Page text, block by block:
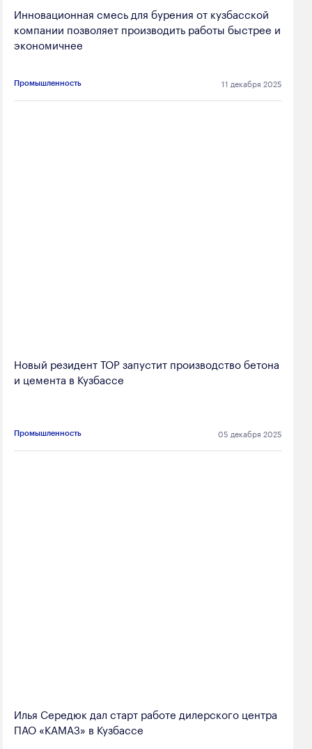
Инновационная смесь для бурения от кузбасской
компании позволяет производить работы быстрее и
экономичнее
Промышленность 11 декабря 2025
Новый резидент ТОР запустит производство бетона
и цемента в Кузбассе
Промышленность 05 декабря 2025
Илья Середюк дал старт работе дилерского центра
ПАО «КАМАЗ» в Кузбассе